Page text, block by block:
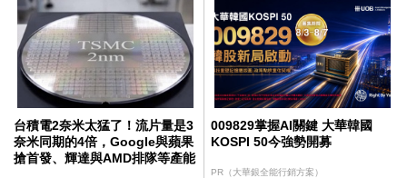
台積電2奈米太猛了！流片量是3
奈米同期的4倍，Google與蘋果
搶首發、輝達與AMD排隊等產能
009829掌握AI關鍵 大華韓國
KOSPI 50今強勢開募
PR（大華銀全能行銷方案）